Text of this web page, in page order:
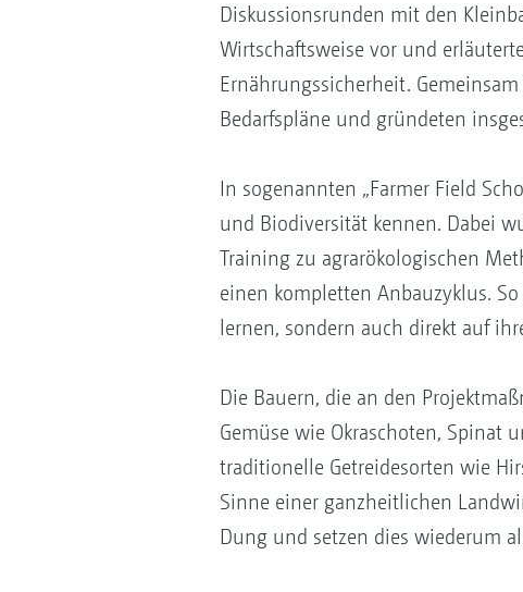
Diskussionsrunden mit den
Wirtschaftsweise vor und
Ernährungssicherheit.
Bedarfspläne und gründeten
In sogenannten „Farmer Field
und Biodiversität kennen. Dabei
Training zu agrarökologischen
einen kompletten Anbauzyklus.
lernen, sondern auch direkt auf
Die Bauern, die an den
Gemüse wie Okraschoten, Spinat
traditionelle Getreidesorten wie
Sinne einer ganzheitlichen
Dung und setzen dies wiederum